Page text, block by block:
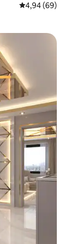
Calificación
4,94 (69)